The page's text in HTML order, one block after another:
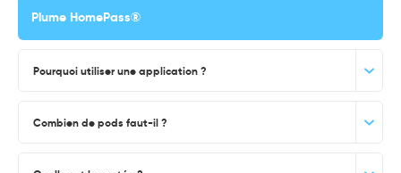
Plume HomePass®
Pourquoi utiliser une application ?
Combien de pods faut-il ?